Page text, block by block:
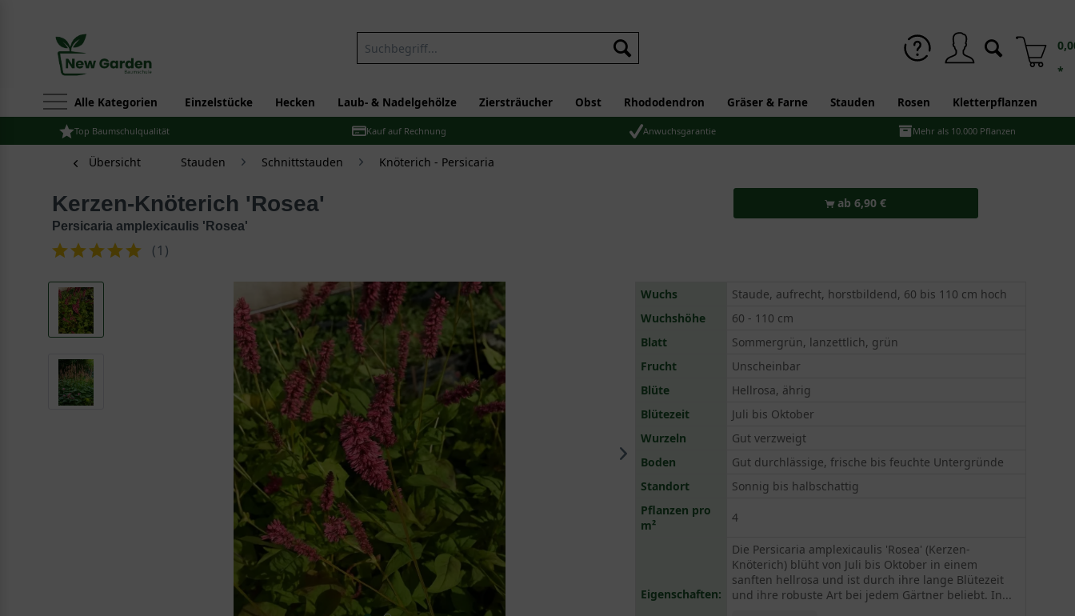
*
Alle Kategorien Einzelstücke Hecken Laub- & Nadelgehölze Ziersträucher Obst Rhododendron Gräser & Farne Stauden Rosen Kletterpflanzen
Top Baumschulqualität Kauf auf Rechnung Anwuchsgarantie Mehr als 10.000 Pflanzen
Übersicht Stauden Schnittstauden Knöterich - Persicaria
Kerzen-Knöterich 'Rosea'
Persicaria amplexicaulis 'Rosea'
(1 )
ab 6,90 €
Wuchs
Staude, aufrecht, horstbildend, 60 bis 110 cm hoch
Wuchshöhe
60 - 110 cm
Blatt
Sommergrün, lanzettlich, grün
Frucht
Unscheinbar
Blüte
Hellrosa, ährig
Blütezeit
Juli bis Oktober
Wurzeln
Gut verzweigt
Boden
Gut durchlässige, frische bis feuchte Untergründe
Standort
Sonnig bis halbschattig
Pflanzen pro
m²
4
Eigenschaften:
Die Persicaria amplexicaulis 'Rosea' (Kerzen-
Knöterich) blüht von Juli bis Oktober in einem
sanften hellrosa und ist durch ihre lange Blütezeit
und ihre robuste Art bei jedem Gärtner beliebt. In...